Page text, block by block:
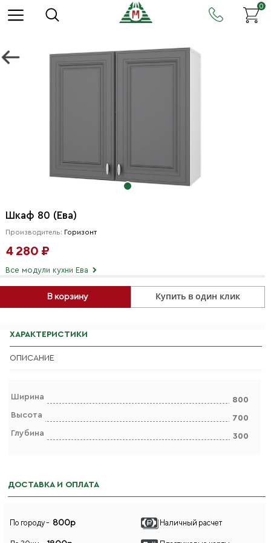
0
Шкаф 80 (Ева)
Производитель: Горизонт
4 280 ₽
В корзину Купить в один клик
Все модули кухни Ева
ХАРАКТЕРИСТИКИ
ОПИСАНИЕ
Ширина
800
Высота
700
Глубина
300
ДОСТАВКА И ОПЛАТА
По городу - 800р Наличный расчет